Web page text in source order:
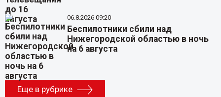
06.8.2026 09:20
Беспилотники сбили над
Нижегородской областью в ночь
на 6 августа
Еще в рубрике